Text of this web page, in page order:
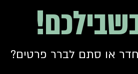
חדר או סתם לברר פרטים?